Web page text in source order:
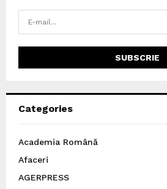
Categories
Academia Română
Afaceri
AGERPRESS